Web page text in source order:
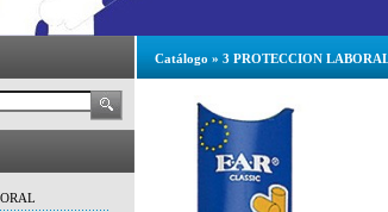
Catálogo » 3 PROTECCION LABORAL